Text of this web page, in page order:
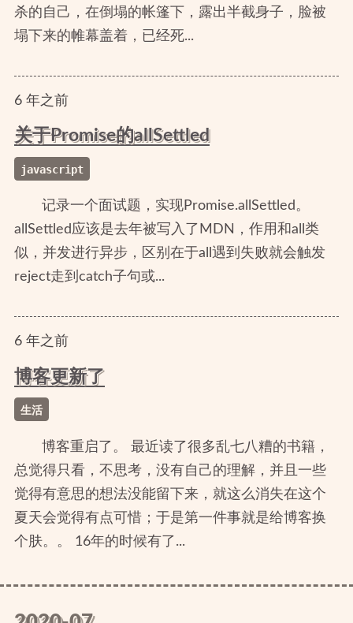
杀的自己，在倒塌的帐篷下，露出半截身子，脸被
塌下来的帷幕盖着，已经死...
6年之前
关于Promise的allSettled
javascript
记录一个面试题，实现Promise.allSettled。
allSettled应该是去年被写入了MDN，作用和all类
似，并发进行异步，区别在于all遇到失败就会触发
reject走到catch子句或...
6年之前
博客更新了
生活
博客重启了。 最近读了很多乱七八糟的书籍，
总觉得只看，不思考，没有自己的理解，并且一些
觉得有意思的想法没能留下来，就这么消失在这个
夏天会觉得有点可惜；于是第一件事就是给博客换
个肤。。 16年的时候有了...